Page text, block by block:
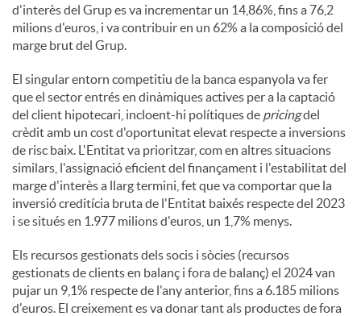
d'interès del Grup es va incrementar un 14,86%, fins a 76,2
milions d'euros, i va contribuir en un 62% a la composició del
marge brut del Grup.
El singular entorn competitiu de la banca espanyola va fer
que el sector entrés en dinàmiques actives per a la captació
del client hipotecari, incloent-hi polítiques de pricingdel
crèdit amb un cost d'oportunitat elevat respecte a inversions
de risc baix. L'Entitat va prioritzar, com en altres situacions
similars, l'assignació eficient del finançament i l'estabilitat del
marge d'interès a llarg termini, fet que va comportar que la
inversió creditícia bruta de l'Entitat baixés respecte del 2023
i se situés en 1.977 milions d'euros, un 1,7% menys.
Els recursos gestionats dels socis i sòcies (recursos
gestionats de clients en balanç i fora de balanç) el 2024 van
pujar un 9,1% respecte de l'any anterior, fins a 6.185 milions
d'euros. El creixement es va donar tant als productes de fora